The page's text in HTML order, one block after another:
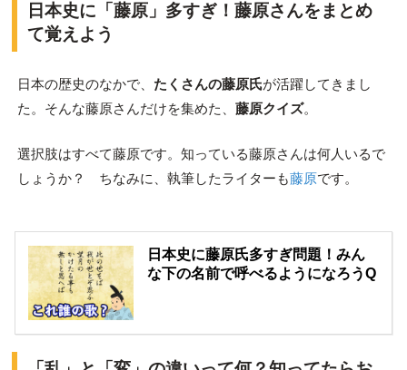
日本史に「藤原」多すぎ！藤原さんをまとめ
て覚えよう
日本の歴史のなかで、 たくさんの藤原氏が活躍してきまし
た。そんな藤原さんだけを集めた、 藤原クイズ。
選択肢はすべて藤原です。知っている藤原さんは何人いるで
しょうか？ ちなみに、執筆したライターも藤原です。
日本史に藤原氏多すぎ問題！みん
な下の名前で呼べるようになろうQ